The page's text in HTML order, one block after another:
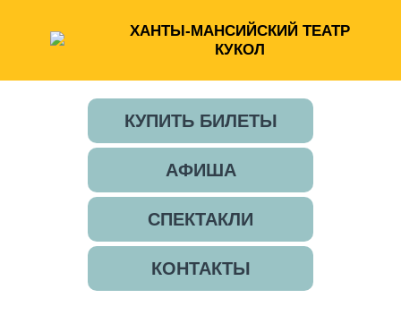
ХАНТЫ-МАНСИЙСКИЙ ТЕАТР
КУКОЛ
КУПИТЬ БИЛЕТЫ
АФИША
СПЕКТАКЛИ
КОНТАКТЫ